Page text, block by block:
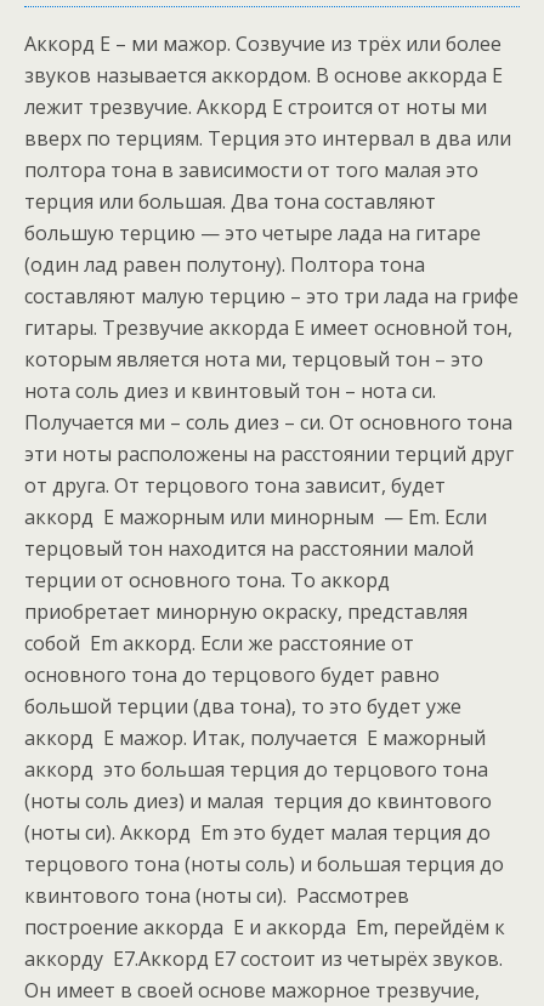
Аккорд E – ми мажор. Созвучие из трёх или более
звуков называется аккордом. В основе аккорда E
лежит трезвучие. Аккорд E строится от ноты ми
вверх по терциям. Терция это интервал в два или
полтора тона в зависимости от того малая это
терция или большая. Два тона составляют
большую терцию — это четыре лада на гитаре
(один лад равен полутону). Полтора тона
составляют малую терцию – это три лада на грифе
гитары. Трезвучие аккорда E имеет основной тон,
которым является нота ми, терцовый тон – это
нота соль диез и квинтовый тон – нота си.
Получается ми – соль диез – си. От основного тона
эти ноты расположены на расстоянии терций друг
от друга. От терцового тона зависит, будет
аккорд E мажорным или минорным — Em. Если
терцовый тон находится на расстоянии малой
терции от основного тона. То аккорд
приобретает минорную окраску, представляя
собой Em аккорд. Если же расстояние от
основного тона до терцового будет равно
большой терции (два тона), то это будет уже
аккорд E мажор. Итак, получается E мажорный
аккорд это большая терция до терцового тона
(ноты соль диез) и малая терция до квинтового
(ноты си). Аккорд Em это будет малая терция до
терцового тона (ноты соль) и большая терция до
квинтового тона (ноты си). Рассмотрев
построение аккорда E и аккорда Em, перейдём к
аккорду E7.Аккорд E7 состоит из четырёх звуков.
Он имеет в своей основе мажорное трезвучие,